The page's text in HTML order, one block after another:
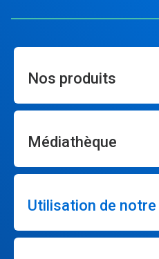
Nos produits
Médiathèque
Utilisation de notre